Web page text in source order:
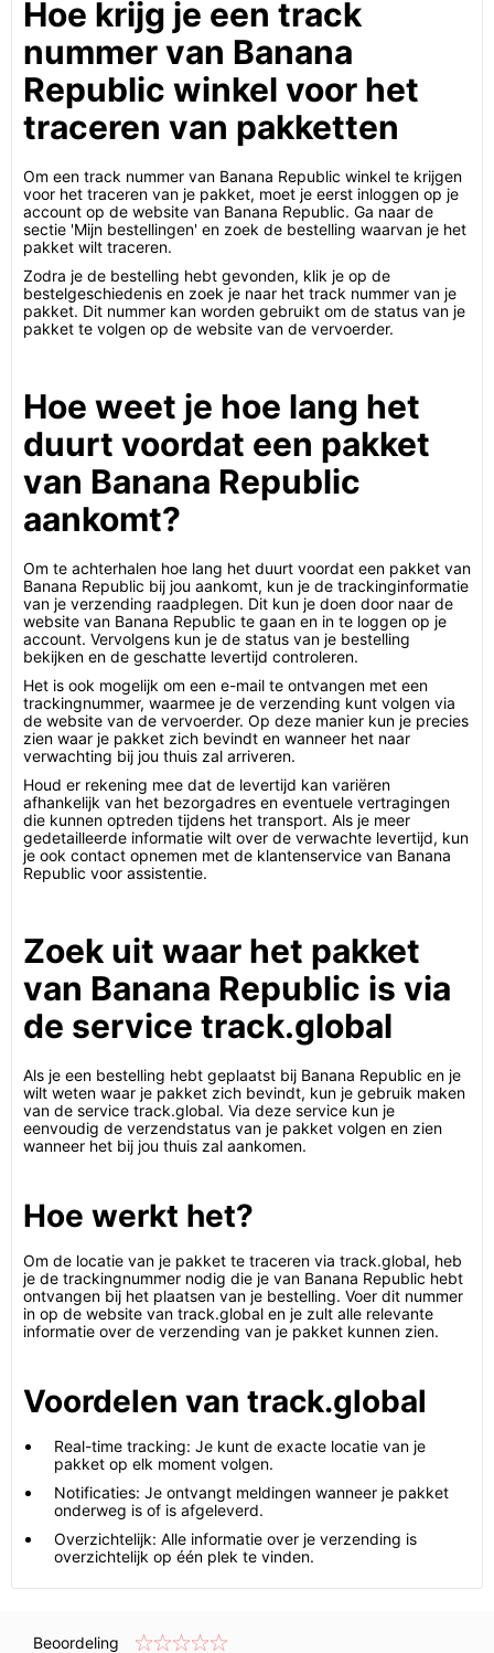
Hoe krijg je een track
nummer van Banana
Republic winkel voor het
traceren van pakketten
Om een track nummer van Banana Republic winkel te krijgen
voor het traceren van je pakket, moet je eerst inloggen op je
account op de website van Banana Republic. Ga naar de
sectie 'Mijn bestellingen' en zoek de bestelling waarvan je het
pakket wilt traceren.
Zodra je de bestelling hebt gevonden, klik je op de
bestelgeschiedenis en zoek je naar het track nummer van je
pakket. Dit nummer kan worden gebruikt om de status van je
pakket te volgen op de website van de vervoerder.
Hoe weet je hoe lang het
duurt voordat een pakket
van Banana Republic
aankomt?
Om te achterhalen hoe lang het duurt voordat een pakket van
Banana Republic bij jou aankomt, kun je de trackinginformatie
van je verzending raadplegen. Dit kun je doen door naar de
website van Banana Republic te gaan en in te loggen op je
account. Vervolgens kun je de status van je bestelling
bekijken en de geschatte levertijd controleren.
Het is ook mogelijk om een e-mail te ontvangen met een
trackingnummer, waarmee je de verzending kunt volgen via
de website van de vervoerder. Op deze manier kun je precies
zien waar je pakket zich bevindt en wanneer het naar
verwachting bij jou thuis zal arriveren.
Houd er rekening mee dat de levertijd kan variëren
afhankelijk van het bezorgadres en eventuele vertragingen
die kunnen optreden tijdens het transport. Als je meer
gedetailleerde informatie wilt over de verwachte levertijd, kun
je ook contact opnemen met de klantenservice van Banana
Republic voor assistentie.
Zoek uit waar het pakket
van Banana Republic is via
de service track.global
Als je een bestelling hebt geplaatst bij Banana Republic en je
wilt weten waar je pakket zich bevindt, kun je gebruik maken
van de service track.global. Via deze service kun je
eenvoudig de verzendstatus van je pakket volgen en zien
wanneer het bij jou thuis zal aankomen.
Hoe werkt het?
Om de locatie van je pakket te traceren via track.global, heb
je de trackingnummer nodig die je van Banana Republic hebt
ontvangen bij het plaatsen van je bestelling. Voer dit nummer
in op de website van track.global en je zult alle relevante
informatie over de verzending van je pakket kunnen zien.
Voordelen van track.global
Real-time tracking: Je kunt de exacte locatie van je
pakket op elk moment volgen.
Notificaties: Je ontvangt meldingen wanneer je pakket
onderweg is of is afgeleverd.
Overzichtelijk: Alle informatie over je verzending is
overzichtelijk op één plek te vinden.
Beoordeling